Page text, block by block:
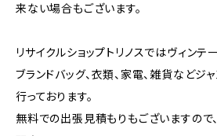
来ない場合もございます。
リサイクルショップトリノスではヴィンテ
ブランドバッグ、衣類、家電、雑貨などジ
行っております。
無料での出張見積もりもございますので